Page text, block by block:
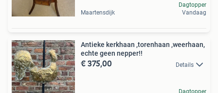
Maartensdijk
Dagtopper
Vandaag
Antieke kerkhaan ,torenhaan ,weerhaan,
echte geen nepper!!
€ 375,00 Details